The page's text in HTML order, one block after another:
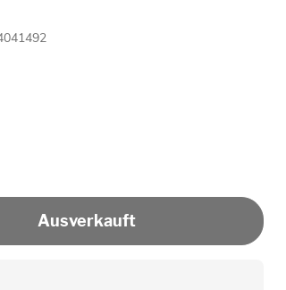
Ausverkauft